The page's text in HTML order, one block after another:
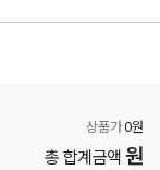
상품가0원
총 합계금액원